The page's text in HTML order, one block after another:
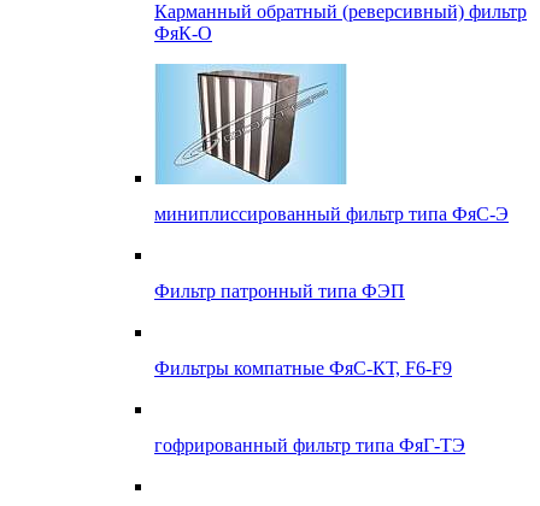
Карманный обратный (реверсивный) фильтр
ФяК-О
миниплиссированный фильтр типа ФяС-Э
Фильтр патронный типа ФЭП
Фильтры компатные ФяС-КТ, F6-F9
гофрированный фильтр типа ФяГ-ТЭ